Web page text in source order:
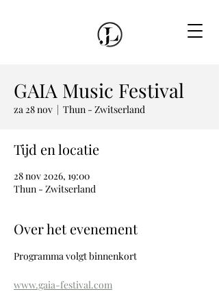
GAIA Music Festival
za 28 nov
  |
Thun - Zwitserland
Tijd en locatie
28 nov 2026, 19:00
Thun - Zwitserland
Over het evenement
Programma volgt binnenkort
www.gaia-festival.com